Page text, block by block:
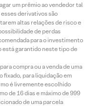
um prêmio ao vendedor tal
derivativos são
altas relações de risco e
de perdas
para o investimento
está garantido neste tipo de
compra ou a venda de uma
fixado, para liquidação em
é livremente escolhido
de 16 dias e máximo de 999
de uma parcela